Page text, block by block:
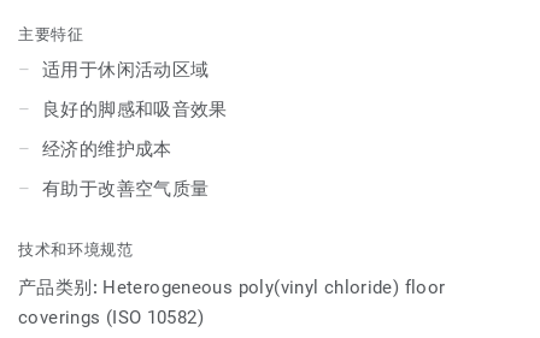
主要特征
适用于休闲活动区域
良好的脚感和吸音效果
经济的维护成本
有助于改善空气质量
技术和环境规范
产品类别: Heterogeneous poly(vinyl chloride) floor
coverings (ISO 10582)